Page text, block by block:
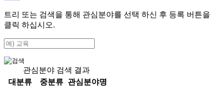
트리 또는 검색을 통해 관심분야를 선택 하신 후 등록 버튼을
클릭 하십시오.
관심분야 검색 결과
대분류
중분류
관심분야명